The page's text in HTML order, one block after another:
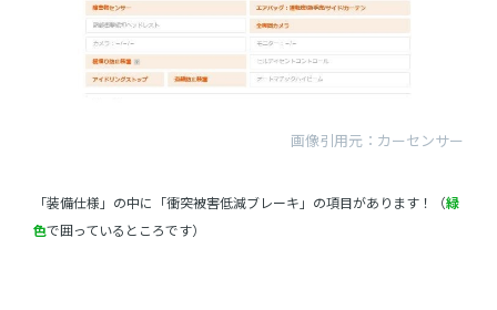
画像引用元：カーセンサー
「装備仕様」の中に「衝突被害低減ブレーキ」の項目があります！（緑
色で囲っているところです）